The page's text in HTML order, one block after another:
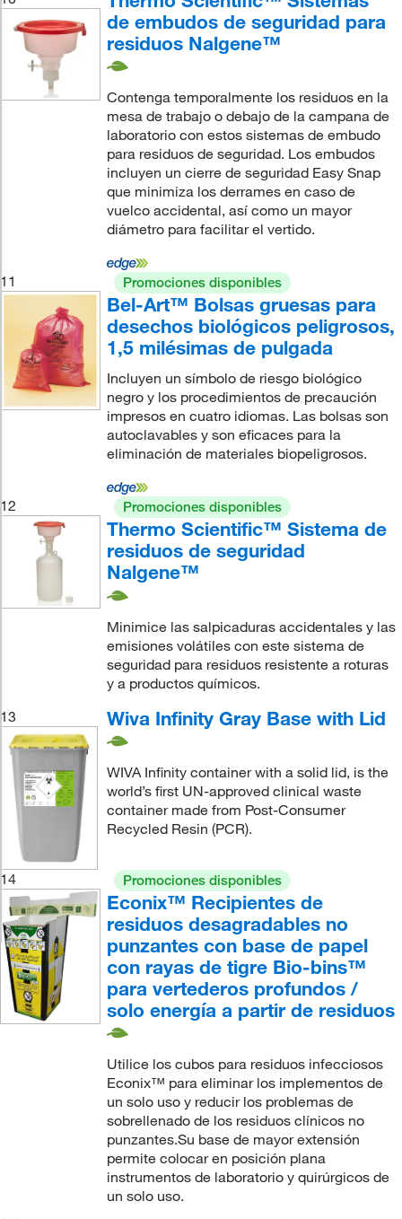
de embudos de seguridad para
residuos Nalgene™
Contenga temporalmente los residuos en la
mesa de trabajo o debajo de la campana de
laboratorio con estos sistemas de embudo
para residuos de seguridad. Los embudos
incluyen un cierre de seguridad Easy Snap
que minimiza los derrames en caso de
vuelco accidental, así como un mayor
diámetro para facilitar el vertido.
11 Promociones disponibles
Bel-Art™ Bolsas gruesas para
desechos biológicos peligrosos,
1,5 milésimas de pulgada
Incluyen un símbolo de riesgo biológico
negro y los procedimientos de precaución
impresos en cuatro idiomas. Las bolsas son
autoclavables y son eficaces para la
eliminación de materiales biopeligrosos.
12 Promociones disponibles
Thermo Scientific™ Sistema de
residuos de seguridad
Nalgene™
Minimice las salpicaduras accidentales y las
emisiones volátiles con este sistema de
seguridad para residuos resistente a roturas
y a productos químicos.
13
Wiva Infinity Gray Base with Lid
WIVA Infinity container with a solid lid, is the
world’s first UN-approved clinical waste
container made from Post-Consumer
Recycled Resin (PCR).
14 Promociones disponibles
Econix™ Recipientes de
residuos desagradables no
punzantes con base de papel
con rayas de tigre Bio-bins™
para vertederos profundos /
solo energía a partir de residuos
Utilice los cubos para residuos infecciosos
Econix™ para eliminar los implementos de
un solo uso y reducir los problemas de
sobrellenado de los residuos clínicos no
punzantes.Su base de mayor extensión
permite colocar en posición plana
instrumentos de laboratorio y quirúrgicos de
un solo uso.